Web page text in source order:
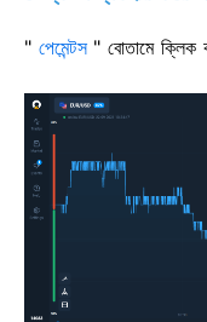
" পেমেন্টস" বোতামে